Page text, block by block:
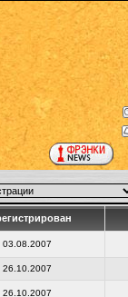
03.08.2007
26.10.2007
26.10.2007